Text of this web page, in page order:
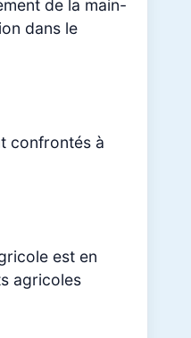
de la main-
dans le
confrontés à
est en
agricoles